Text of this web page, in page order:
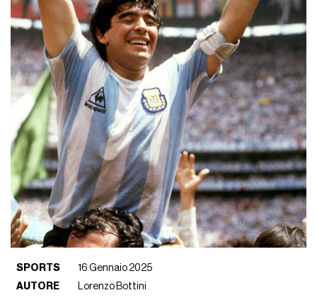
SPORTS
16 Gennaio 2025
AUTORE
Lorenzo Bottini